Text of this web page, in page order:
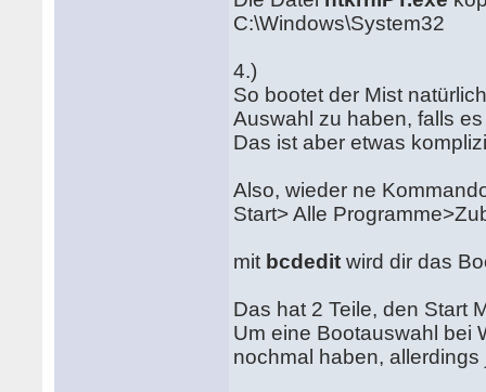
C:\Windows\System32
4.)
So bootet der Mist
Auswahl zu haben, falls
Das ist aber etwas
Also, wieder ne
Start> Alle
mit bcdedit wird dir das
Das hat 2 Teile, den Start
Um eine Bootauswahl bei
nochmal haben,